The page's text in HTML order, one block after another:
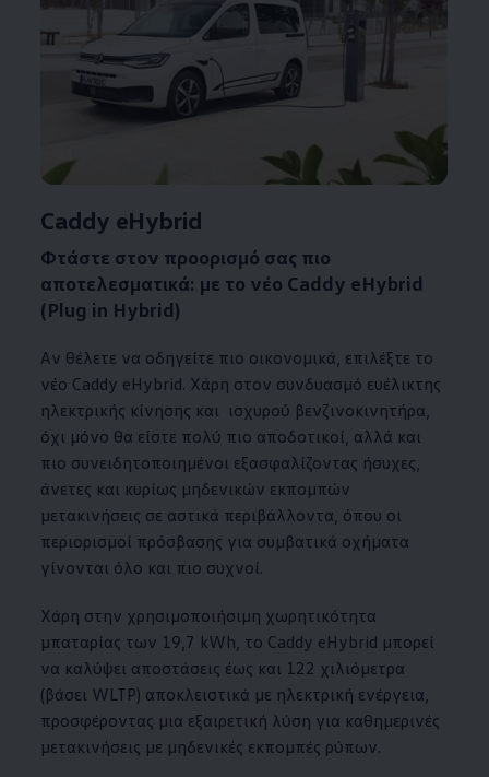
Caddy eHybrid
Φτάστε στον προορισμό σας πιο
αποτελεσματικά: με το νέο Caddy eHybrid
(Plug in Hybrid)
Αν θέλετε να οδηγείτε πιο οικονομικά, επιλέξτε το
νέο Caddy eHybrid. Χάρη στον συνδυασμό ευέλικτης
ηλεκτρικής κίνησης και ισχυρού βενζινοκινητήρα,
όχι μόνο θα είστε πολύ πιο αποδοτικοί, αλλά και
πιο συνειδητοποιημένοι εξασφαλίζοντας ήσυχες,
άνετες και κυρίως μηδενικών εκπομπών
μετακινήσεις σε αστικά περιβάλλοντα, όπου οι
περιορισμοί πρόσβασης για συμβατικά οχήματα
γίνονται όλο και πιο συχνοί.
Χάρη στην χρησιμοποιήσιμη χωρητικότητα
μπαταρίας των 19,7 kWh, το Caddy eHybrid μπορεί
να καλύψει αποστάσεις έως και 122 χιλιόμετρα
(βάσει WLTP) αποκλειστικά με ηλεκτρική ενέργεια,
προσφέροντας μια εξαιρετική λύση για καθημερινές
μετακινήσεις με μηδενικές εκπομπές ρύπων.